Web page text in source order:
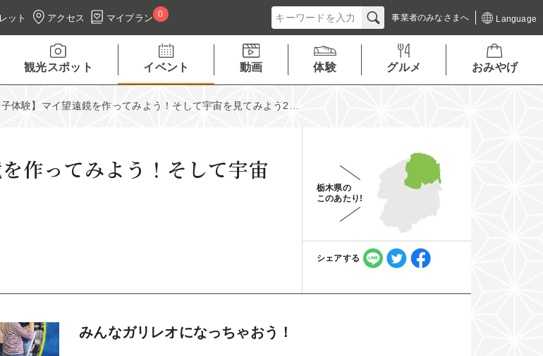
ット アクセス マイプラン 0 事業者のみなさまへ Language
観光スポット イベント 動画 体験 グルメ おみやげ
子体験】マイ望遠鏡を作ってみよう！そして宇宙を見てみよう2…
作ってみよう！そして宇宙
栃木県の
このあたり!
シェアする
みんなガリレオになっちゃおう！